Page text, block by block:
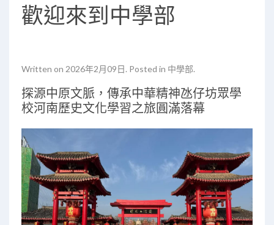
歡迎來到中學部
Written on 2026年2月09日. Posted in 中學部.
探源中原文脈，傳承中華精神氹仔坊眾學
校河南歷史文化學習之旅圓滿落幕